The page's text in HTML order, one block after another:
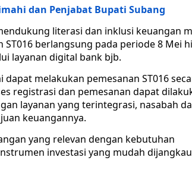
dan Penjabat Bupati Subang
literasi dan inklusi keuangan
ST016 berlangsung pada periode 8 Mei
layanan digital bank bjb.
melakukan pemesanan ST016
registrasi dan pemesanan dapat
layanan yang terintegrasi, nasabah
keuangannya.
yang relevan dengan kebutuhan
investasi yang mudah